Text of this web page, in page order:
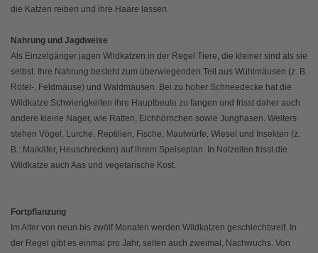
die Katzen reiben und ihre Haare lassen.
Nahrung und Jagdweise
Als Einzelgänger jagen Wildkatzen in der Regel Tiere, die kleiner sind als sie
selbst. Ihre Nahrung besteht zum überwiegenden Teil aus Wühlmäusen (z. B.
Rötel-, Feldmäuse) und Waldmäusen. Bei zu hoher Schneedecke hat die
Wildkatze Schwierigkeiten ihre Hauptbeute zu fangen und frisst daher auch
andere kleine Nager, wie Ratten, Eichhörnchen sowie Junghasen. Weiters
stehen Vögel, Lurche, Reptilien, Fische, Maulwürfe, Wiesel und Insekten (z.
B.: Maikäfer, Heuschrecken) auf ihrem Speiseplan. In Notzeiten frisst die
Wildkatze auch Aas und vegetarische Kost.
Fortpflanzung
Im Alter von neun bis zwölf Monaten werden Wildkatzen geschlechtsreif. In
der Regel gibt es einmal pro Jahr, selten auch zweimal, Nachwuchs. Von